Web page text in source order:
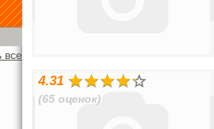
все
4.31
(65 оценок)